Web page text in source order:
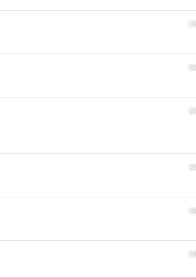
19
20
21
22
23
24